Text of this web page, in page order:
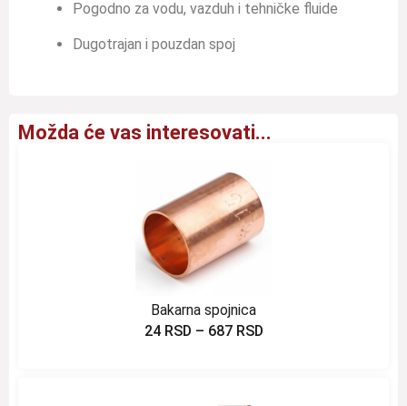
Pogodno za vodu, vazduh i tehničke fluide
Dugotrajan i pouzdan spoj
Možda će vas interesovati...
Bakarna spojnica
24 RSD – 687 RSD